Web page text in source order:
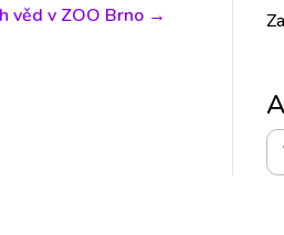
věd v ZOO Brno →